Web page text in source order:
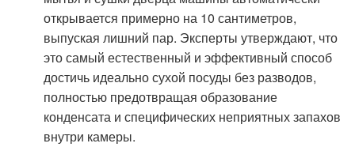
открывается примерно на 10 сантиметров,
выпуская лишний пар. Эксперты утверждают, что
это самый естественный и эффективный способ
достичь идеально сухой посуды без разводов,
полностью предотвращая образование
конденсата и специфических неприятных запахов
внутри камеры.